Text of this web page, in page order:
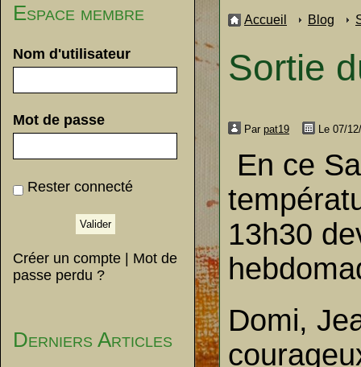
Espace membre
Nom d'utilisateur
Mot de passe
Rester connecté
Créer un compte
Mot de
passe perdu ?
Derniers Articles
Accueil Blog
Sortie
Par pat19 Le 07/
En ce
13h30
Domi,